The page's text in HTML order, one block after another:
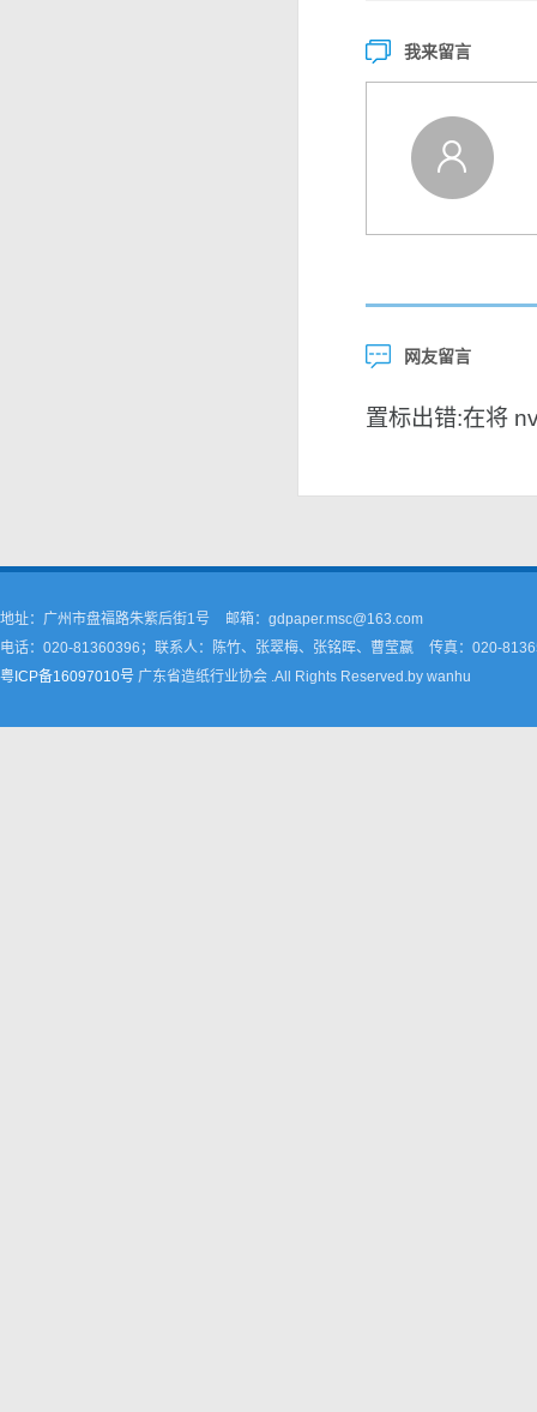
我来留言
网友留言
置标出错:在将
地址：广州市盘福路朱紫后街1号
邮箱：gdpaper.msc@163.com
电话：020-81360396；联系人：陈竹、张翠梅、张铭晖、曹莹嬴
传真：020-
粤ICP备16097010号 广东省造纸行业协会 .All Rights Reserved.by wanhu